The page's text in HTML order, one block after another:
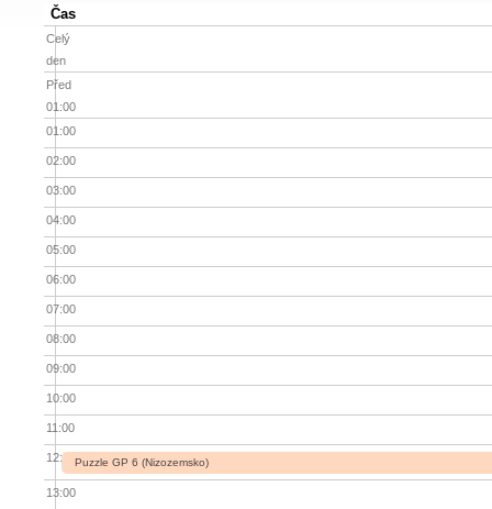
Čas
Celý
den
Před
01:00
01:00
02:00
03:00
04:00
05:00
06:00
07:00
08:00
09:00
10:00
11:00
12:00Puzzle GP 6 (Nizozemsko)
13:00